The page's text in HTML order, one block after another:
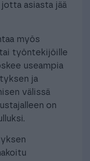
jotta asiasta jää
myös
työntekijöille
useampia
ja
välissä
on